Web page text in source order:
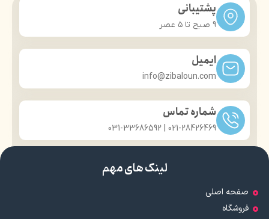
پشتیبانی
9 صبح تا ۵ عصر
ایمیل
info@zibaloun.com
شماره تماس
021-28426469 | 031-33686592
لینک های مهم
صفحه اصلی
فروشگاه